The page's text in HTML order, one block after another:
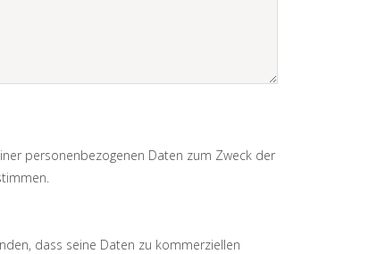
personenbezogenen Daten zum Zweck der
dass seine Daten zu kommerziellen